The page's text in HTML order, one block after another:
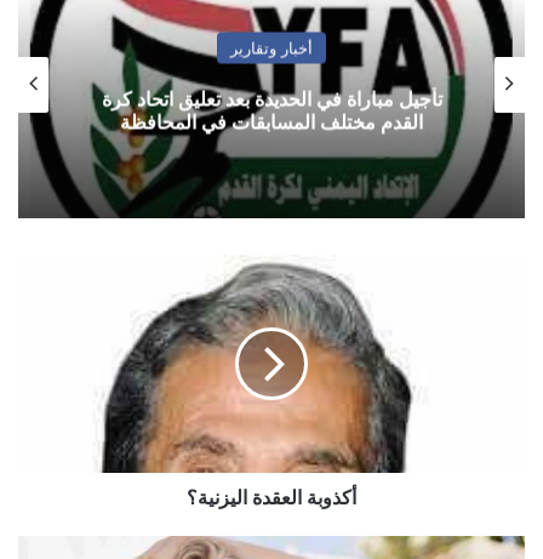
أخبار وتقارير
تأجيل مباراة في الحديدة بعد تعليق اتحاد كرة
القدم مختلف المسابقات في المحافظة
أكذوبة العقدة اليزنية؟
حظك